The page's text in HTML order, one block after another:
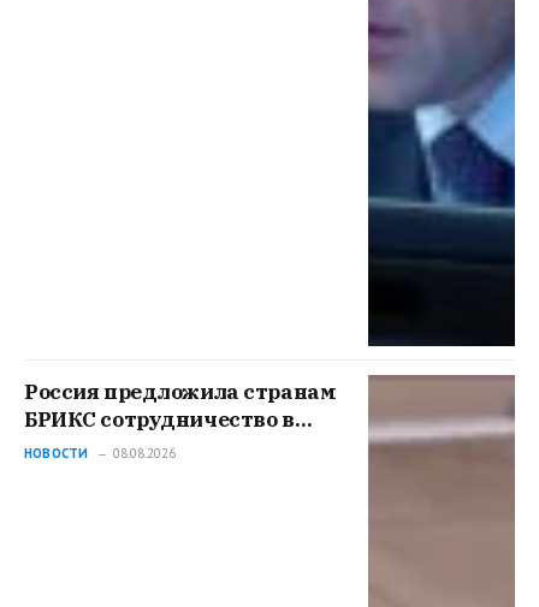
Россия предложила странам
БРИКС сотрудничество в
сфере гражданских
НОВОСТИ 08.08.2026